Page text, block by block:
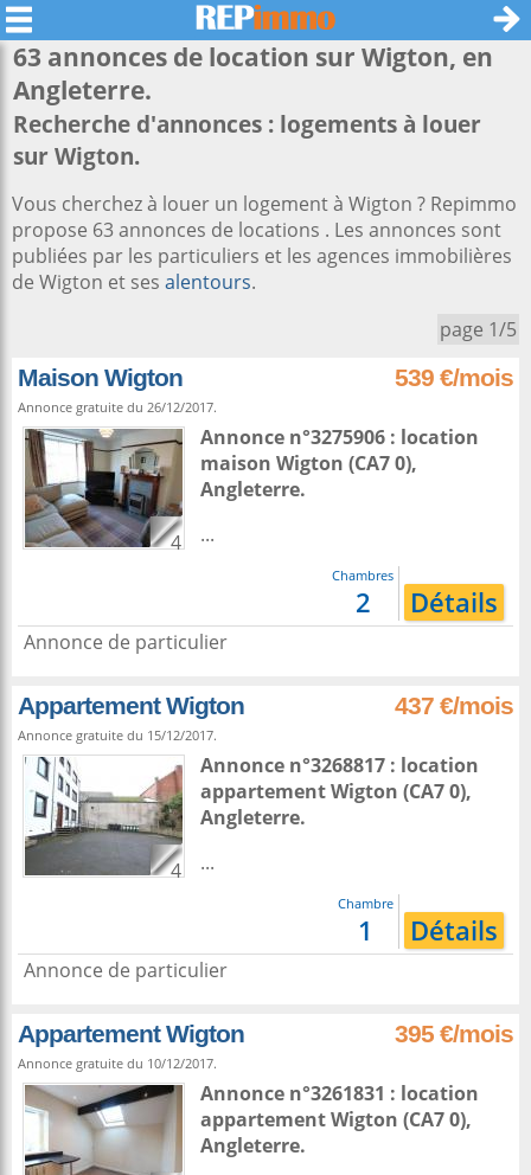
63 annonces de location sur Wigton, en
Angleterre.
Recherche d'annonces : logements à louer
sur Wigton.
Vous cherchez à louer un logement à Wigton ? Repimmo
propose 63 annonces de locations . Les annonces sont
publiées par les particuliers et les agences immobilières
de Wigton et ses alentours.
page 1/5
Maison Wigton 539 €/mois
Annonce gratuite du 26/12/2017.
4
Annonce n°3275906 : location
maison Wigton (CA7 0),
Angleterre.
...
Chambres
2 Détails
Annonce de particulier
Appartement Wigton 437 €/mois
Annonce gratuite du 15/12/2017.
4
Annonce n°3268817 : location
appartementWigton (CA7 0),
Angleterre.
...
Chambre
1 Détails
Annonce de particulier
Appartement Wigton 395 €/mois
Annonce gratuite du 10/12/2017.
Annonce n°3261831 : location
appartementWigton (CA7 0),
Angleterre.